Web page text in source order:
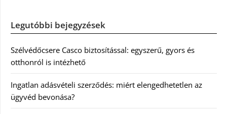
Legutóbbi bejegyzések
Szélvédőcsere Casco biztosítással: egyszerű, gyors és
otthonról is intézhető
Ingatlan adásvételi szerződés: miért elengedhetetlen az
ügyvéd bevonása?